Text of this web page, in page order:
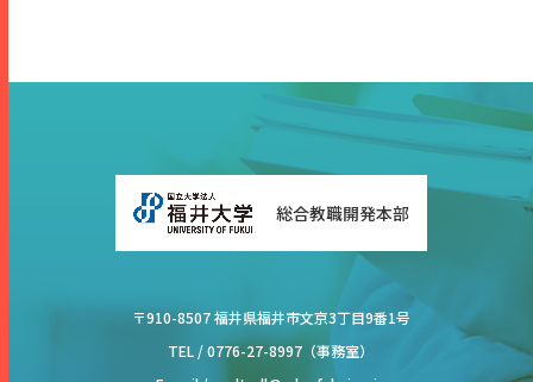
総合教職開発本部
〒910-8507 福井県福井市⽂京3丁⽬9番1号
TEL / 0776-27-8997（事務室）